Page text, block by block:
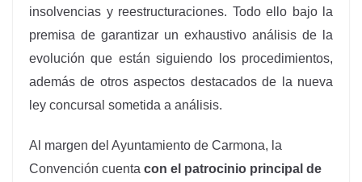
insolvencias y reestructuraciones. Todo ello bajo la
premisa de garantizar un exhaustivo análisis de la
evolución que están siguiendo los procedimientos,
además de otros aspectos destacados de la nueva
ley concursal sometida a análisis.
Al margen del Ayuntamiento de Carmona, la
Convención cuenta con el patrocinio principal de